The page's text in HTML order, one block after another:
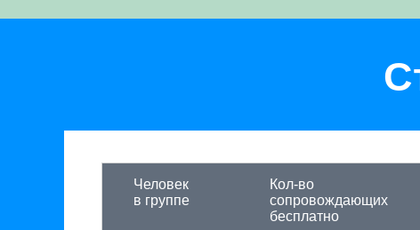
Человек
в группе
Кол-во
сопровождающих
бесплатно